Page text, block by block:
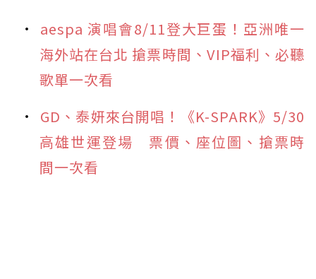
aespa 演唱會8/11登大巨蛋！亞洲唯一
海外站在台北 搶票時間、VIP福利、必聽
歌單一次看
GD、泰妍來台開唱！《K-SPARK》5/30
高雄世運登場 票價、座位圖、搶票時
間一次看